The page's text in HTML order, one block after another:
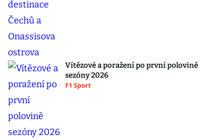
Vítězové a poražení po první polovině
sezóny 2026
F1 Sport